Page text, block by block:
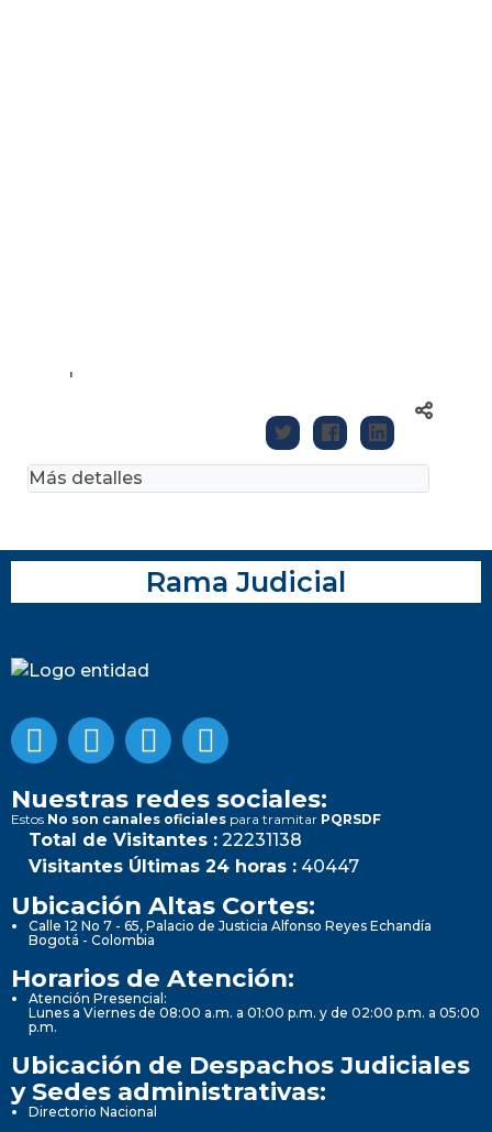
'
Más detalles
Rama Judicial
Nuestras redes sociales:
Estos No son canales oficiales para tramitar PQRSDF
Total de Visitantes : 22231138
Visitantes Últimas 24 horas : 40447
Ubicación Altas Cortes:
Calle 12 No 7 - 65, Palacio de Justicia Alfonso Reyes Echandía
Bogotá - Colombia
Horarios de Atención:
Atención Presencial:
Lunes a Viernes de 08:00 a.m. a 01:00 p.m. y de 02:00 p.m. a 05:00
p.m.
Ubicación de Despachos Judiciales
y Sedes administrativas:
Directorio Nacional